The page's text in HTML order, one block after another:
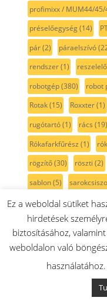
profimixx / MUM44/
préselőegység(14)
pár(2) páraelszívó
rendszer(1) reszelelő
robotgép(380) robot
Rotak(15) Roxxter(1)
rugótartó(1) rács (19)
Rókafarkfűrész (1)
rögzítő(30) röszti (2)
sablon(5)
sarokköszörű(2)
side by side(32)
(13)
(1)
Ez a weboldal sütiket
hirdetések
biztosításához,
weboldalon való
használatához.